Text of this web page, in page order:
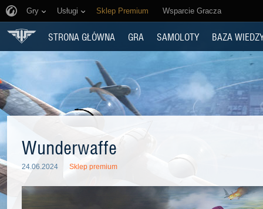
Gry Usługi Sklep Premium Wsparcie Gracza
STRONA GŁÓWNA GRA SAMOLOTY BAZA
Wunderwaffe
24.06.2024 Sklep premium